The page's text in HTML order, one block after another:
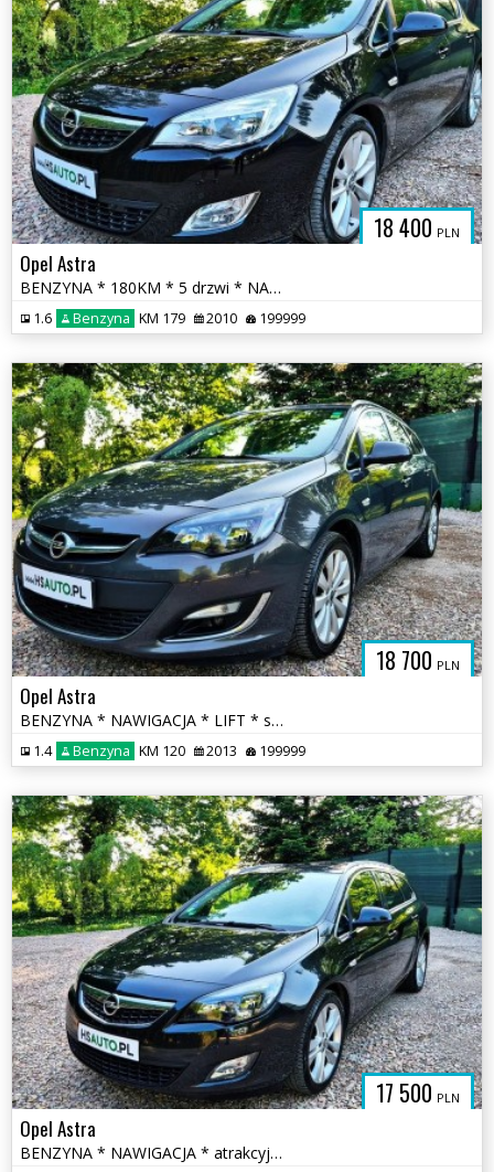
18 400 PLN
Opel Astra
BENZYNA * 180KM * 5 drzwi * NAWIGACJA * super * oakzja * polecamy
1.6 Benzyna KM 179 2010 199999
18 700 PLN
Opel Astra
BENZYNA * NAWIGACJA * LIFT * super * okazja * polecamy
1.4 Benzyna KM 120 2013 199999
17 500 PLN
Opel Astra
BENZYNA * NAWIGACJA * atrakcyjny wygląd * SUPER * okazja